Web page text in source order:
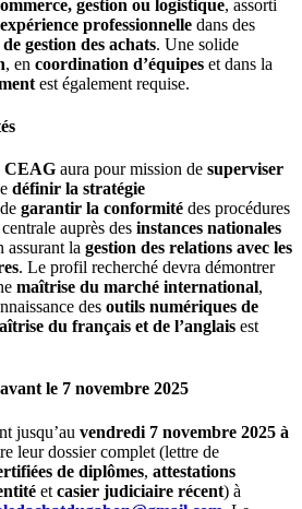
gestion ou logistique, assorti
professionnelle dans des
gestion des achats. Une solide
, en coordination d’équipes et dans la
est également requise.
CEAG aura pour mission de superviser
définir la stratégie
garantir la conformité des procédures
auprès des instances nationales
assurant la gestion des relations avec les
. Le profil recherché devra démontrer
maîtrise du marché international,
des outils numériques de
du français et de l’anglais est
le 7 novembre 2025
jusqu’au vendredi 7 novembre 2025 à
leur dossier complet (lettre de
de diplômes, attestations
et casier judiciaire récent) à